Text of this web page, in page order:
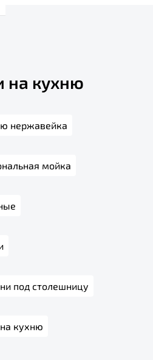
на кухню
нержавейка
мойка
под столешницу
кухню